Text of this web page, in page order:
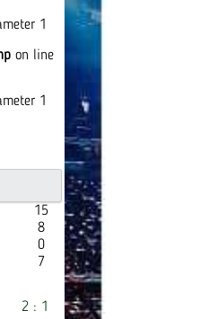
1
on line
1
1
on line
1
15
8
0
7
2 : 1